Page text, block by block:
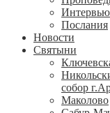
Интервью
Послания
Новости
Святыни
собор
Маколово